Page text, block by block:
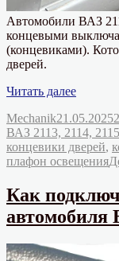
Автомобили ВАЗ
концевыми
(концевиками).
дверей.
Читать далее«Как
дверей
ВАЗ
2113,
2115?»
Автор
Mechanik21.05.2025
ВАЗ 2113, 2114, 2115
концевики дверей,
плафон освещения
Как
автомобиля